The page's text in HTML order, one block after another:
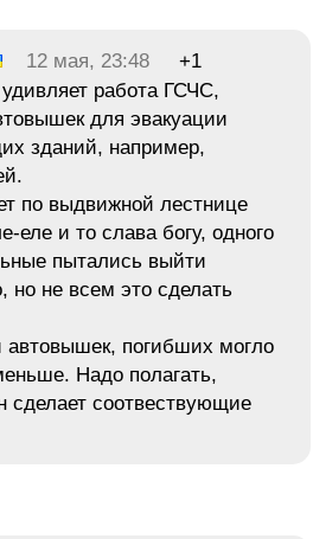
12 мая, 23:48
+1
работа ГСЧС,
для эвакуации
зданий, например,
по выдвижной лестнице
еле и то слава богу, одного
пытались выйти
но не всем это сделать
автовышек, погибших могло
Надо полагать,
сделает соотвествующие